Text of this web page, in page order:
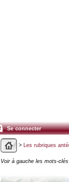
Se connecter
> Les rubriques
Voir à gauche les mots-